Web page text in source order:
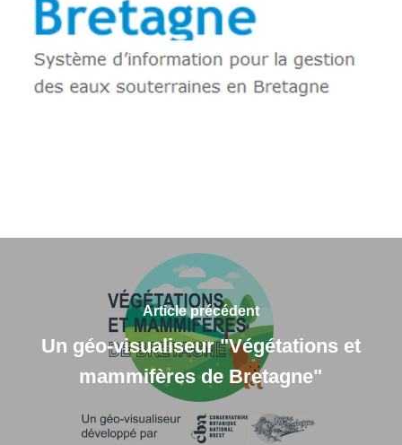
Article précédent
Un géo-visualiseur "Végétations et
mammifères de Bretagne"